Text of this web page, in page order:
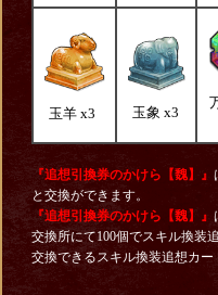
玉羊 x3 玉象 x3
『追想引換券のかけら【魏】』
と交換ができます。
『追想引換券のかけら【魏】』
交換所にて100個でスキル換装
交換できるスキル換装追想カー